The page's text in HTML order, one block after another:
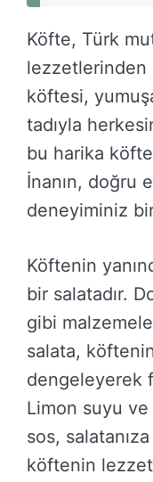
Köfte, Türk
lezzetlerinden
köftesi,
tadıyla
bu harika
İnanın, doğru
deneyiminiz
Köftenin
bir salatadır.
gibi
salata,
dengeleyerek
Limon suyu ve
sos,
köftenin